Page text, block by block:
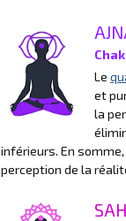
Le
et
la
inférieurs. En
perception de la